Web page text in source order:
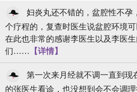
妇炎丸还不错的，盆腔性不孕
个疗程的，复查时医生说盆腔环境
在此也非常的感谢李医生以及李医
们…… 【详情】
第一次来月经就不调一直到现
的张医生看诊，也没想到会不会调